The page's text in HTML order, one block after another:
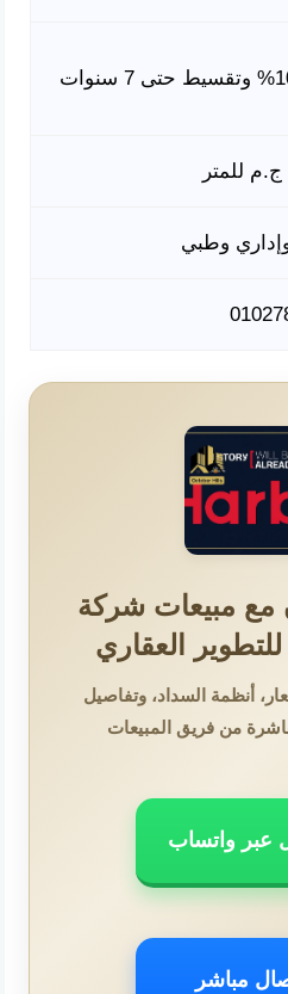
وطبي
مع مبيعات شركة
العقاري
أنظمة السداد، وتفاصيل
من فريق المبيعات
عبر واتساب
مباشر